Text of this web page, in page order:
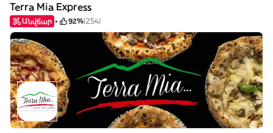
Terra Mia Express
Անվճար 92%(254)